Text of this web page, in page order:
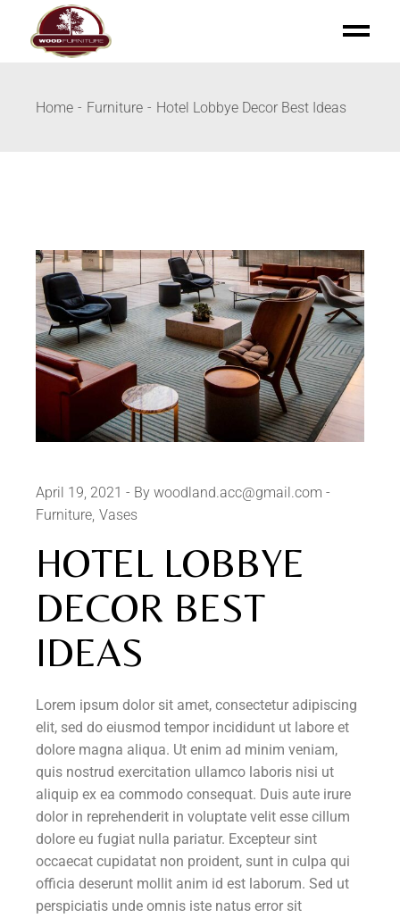
Home Furniture Hotel Lobbye Decor Best Ideas
April 19, 2021
By woodland.acc@gmail.com
Furniture Vases
HOTEL LOBBYE
DECOR BEST
IDEAS
Lorem ipsum dolor sit amet, consectetur adipiscing
elit, sed do eiusmod tempor incididunt ut labore et
dolore magna aliqua. Ut enim ad minim veniam,
quis nostrud exercitation ullamco laboris nisi ut
aliquip ex ea commodo consequat. Duis aute irure
dolor in reprehenderit in voluptate velit esse cillum
dolore eu fugiat nulla pariatur. Excepteur sint
occaecat cupidatat non proident, sunt in culpa qui
officia deserunt mollit anim id est laborum. Sed ut
perspiciatis unde omnis iste natus error sit